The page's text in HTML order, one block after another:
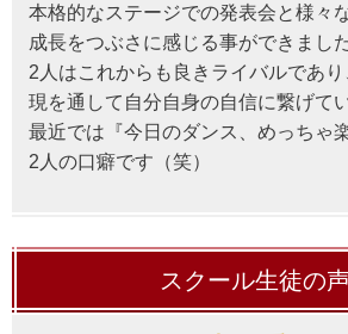
本格的なステージでの発表会と様々
成長をつぶさに感じる事ができました
2人はこれからも良きライバルであ
現を通して自分自身の自信に繋げて
最近では『今日のダンス、めっちゃ
2人の口癖です（笑）
スクール生徒の